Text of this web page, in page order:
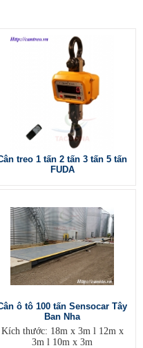
treo 1 tấn 2 tấn 3 tấn 5 tấn
FUDA
ô tô 100 tấn Sensocar Tây
Ban Nha
Kích thước: 18m x 3m l 12m x
3m l 10m x 3m